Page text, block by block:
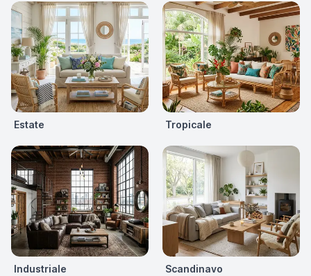
Estate Tropicale
Industriale Scandinavo